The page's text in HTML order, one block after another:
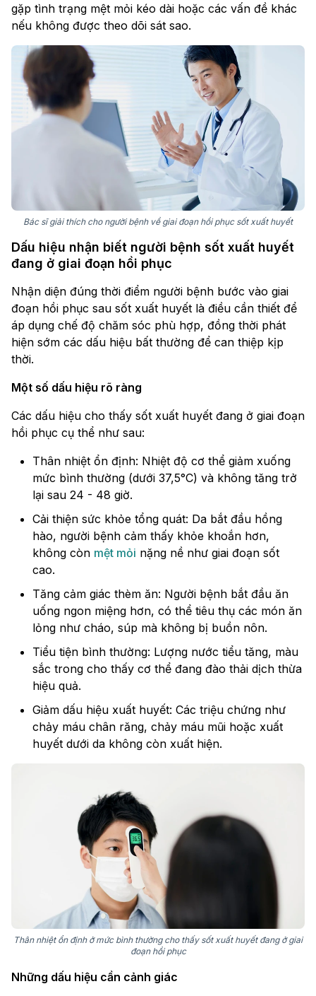
gặp tình trạng mệt mỏi kéo dài hoặc các vấn đề khác
nếu không được theo dõi sát sao.
Bác sĩ giải thích cho người bệnh về giai đoạn hồi phục sốt xuất huyết
Dấu hiệu nhận biết người bệnh sốt xuất huyết
đang ở giai đoạn hồi phục
Nhận diện đúng thời điểm người bệnh bước vào giai
đoạn hồi phục sau sốt xuất huyết là điều cần thiết để
áp dụng chế độ chăm sóc phù hợp, đồng thời phát
hiện sớm các dấu hiệu bất thường để can thiệp kịp
thời.
Một số dấu hiệu rõ ràng
Các dấu hiệu cho thấy sốt xuất huyết đang ở giai đoạn
hồi phục cụ thể như sau:
Thân nhiệt ổn định: Nhiệt độ cơ thể giảm xuống
mức bình thường (dưới 37,5°C) và không tăng trở
lại sau 24 - 48 giờ.
Cải thiện sức khỏe tổng quát: Da bắt đầu hồng
hào, người bệnh cảm thấy khỏe khoắn hơn,
không còn mệt mỏi nặng nề như giai đoạn sốt
cao.
Tăng cảm giác thèm ăn: Người bệnh bắt đầu ăn
uống ngon miệng hơn, có thể tiêu thụ các món ăn
lỏng như cháo, súp mà không bị buồn nôn.
Tiểu tiện bình thường: Lượng nước tiểu tăng, màu
sắc trong cho thấy cơ thể đang đào thải dịch thừa
hiệu quả.
Giảm dấu hiệu xuất huyết: Các triệu chứng như
chảy máu chân răng, chảy máu mũi hoặc xuất
huyết dưới da không còn xuất hiện.
Thân nhiệt ổn định ở mức bình thường cho thấy sốt xuất huyết đang ở giai
đoạn hồi phục
Những dấu hiệu cần cảnh giác